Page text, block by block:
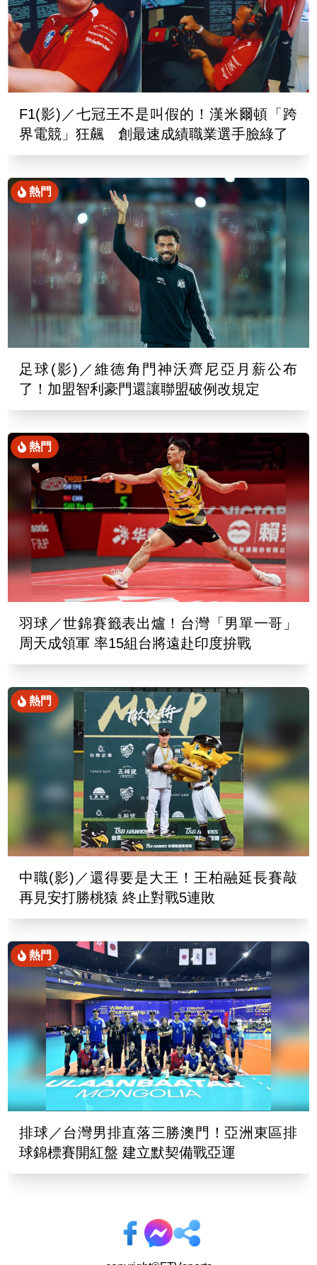
F1(影)／七冠王不是叫假的！漢米爾頓「跨
界電競」狂飆 創最速成績職業選手臉綠了
熱門
足球(影)／維德角門神沃齊尼亞月薪公布
了！加盟智利豪門還讓聯盟破例改規定
熱門
羽球／世錦賽籤表出爐！台灣「男單一哥」
周天成領軍 率15組台將遠赴印度拚戰
熱門
中職(影)／還得要是大王！王柏融延長賽敲
再見安打勝桃猿 終止對戰5連敗
熱門
排球／台灣男排直落三勝澳門！亞洲東區排
球錦標賽開紅盤 建立默契備戰亞運